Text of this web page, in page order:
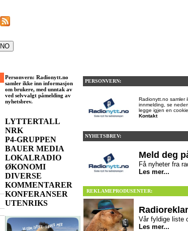
Personvern: Radionytt.no
samler ikke inn informasjon
om brukere, med unntak av
ved selvvalgt påmelding av
nyhetsbrev.
LYTTERTALL
NRK
P4-GRUPPEN
BAUER MEDIA
LOKALRADIO
ØKONOMI
DIVERSE
KOMMENTARER
KONFERANSER
UTENRIKS
PERSONVERN:
Radionytt.no samler
innmelding, se
legge igjen en
Kontakt
NYHETSBREV:
Meld deg
Få nyheter fra
Les mer...
REKLAMEPRODUSENTER:
Vår fyldige liste
Les mer...